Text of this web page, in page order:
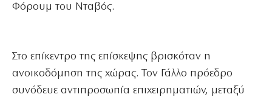
Φόρουμ του Νταβός.
Στο επίκεντρο της επίσκεψης βρισκόταν η
ανοικοδόμηση της χώρας. Τον Γάλλο πρόεδρο
συνόδευε αντιπροσωπία επιχειρηματιών, μεταξύ